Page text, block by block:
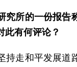
究所的一份报
此有何评论？
持走和平发展